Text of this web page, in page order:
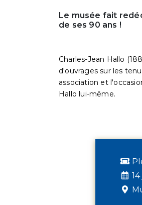
Le musée fait
de ses 90 ans !
Charles-Jean Hallo
d'ouvrages sur les
association et
Hallo lui-même.